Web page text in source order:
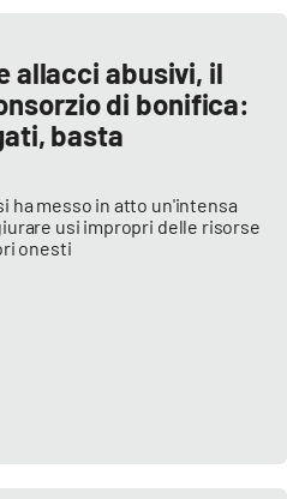
allacci abusivi, il
di bonifica:
basta
ha messo in atto un'intensa
usi impropri delle risorse
onesti